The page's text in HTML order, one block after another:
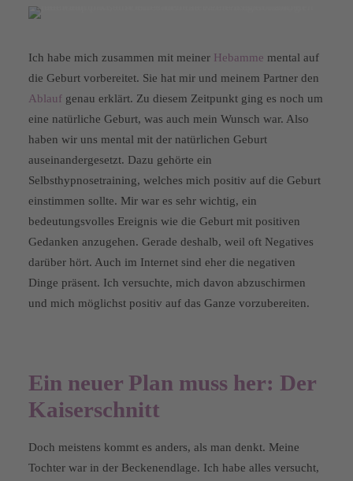
Ich habe mich zusammen mit meiner Hebamme mental auf
die Geburt vorbereitet. Sie hat mir und meinem Partner den
Ablauf genau erklärt. Zu diesem Zeitpunkt ging es noch um
eine natürliche Geburt, was auch mein Wunsch war. Also
haben wir uns mental mit der natürlichen Geburt
auseinandergesetzt. Dazu gehörte ein
Selbsthypnosetraining, welches mich positiv auf die Geburt
einstimmen sollte. Mir war es sehr wichtig, ein
bedeutungsvolles Ereignis wie die Geburt mit positiven
Gedanken anzugehen. Gerade deshalb, weil oft Negatives
darüber hört. Auch im Internet sind eher die negativen
Dinge präsent. Ich versuchte, mich davon abzuschirmen
und mich möglichst positiv auf das Ganze vorzubereiten.
Ein neuer Plan muss her: Der
Kaiserschnitt
Doch meistens kommt es anders, als man denkt. Meine
Tochter war in der Beckenendlage. Ich habe alles versucht,